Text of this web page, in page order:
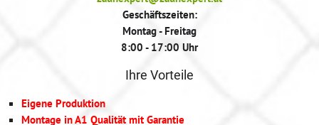
Geschäftszeiten:
Montag - Freitag
8:00 - 17:00 Uhr
Ihre Vorteile
Eigene Produktion
Montage in A1 Qualität mit Garantie